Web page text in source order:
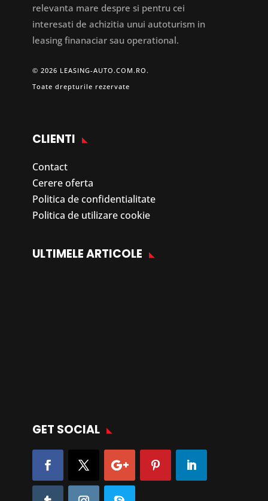
relevanta mare despre si pentru cei
interesati de achizitia unui autoturism in
leasing finanaciar sau operational.
© 2026 LEASING-AUTO.COM.RO.
Toate drepturile rezervate
CLIENTI
Contact
Cerere oferta
Politica de confidentialitate
Politica de utilizare cookie
ULTIMELE ARTICOLE
GET SOCIAL